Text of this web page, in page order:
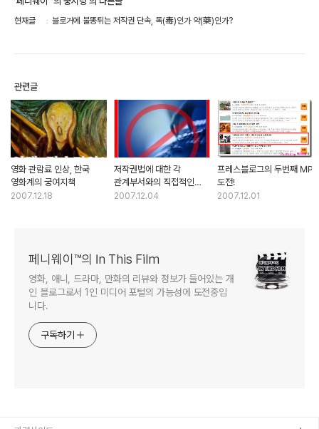
현재글 블로거에 불똥튀는 저작권 단속, 독(毒)인가 약(藥)인가?
관련글
영화 관람료 인상, 한국
영화계의 궁여지책
2007.12.18
저작권법에 대한 각
관계부서와의 직접적인
통화내용
2007.12.04
프레스블로그의 두번째 MP
도전!
2007.12.01
페니웨이™의 In This Film
영화, 애니, 드라마, 만화의 리뷰와 정보가 들어있는 개
인 블로그로서 1인 미디어 포털의 가능성에 도전중입
니다.
구독하기